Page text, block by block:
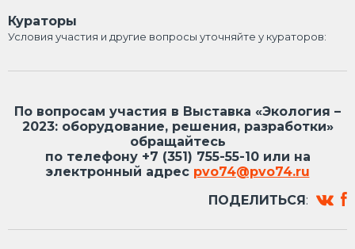
Кураторы
Условия участия и другие вопросы уточняйте у кураторов:
По вопросам участия в Выставка «Экология –
2023: оборудование, решения, разработки»
обращайтесь
по телефону +7 (351) 755-55-10 или на
электронный адрес pvo74@pvo74.ru
ПОДЕЛИТЬСЯ :